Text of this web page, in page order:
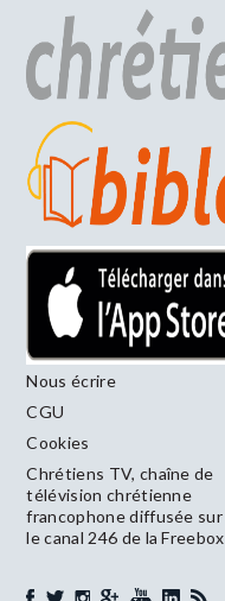
Nous écrire
CGU
Cookies
Chrétiens TV, chaîne de
télévision chrétienne
francophone diffusée sur
le canal 246 de la Freebox